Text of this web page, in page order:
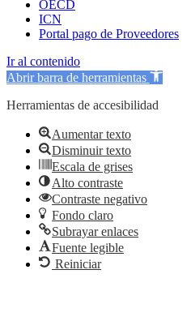
OECD
ICN
Portal pago de Proveedores
Ir al contenido
Abrir barra de herramientas
Herramientas de accesibilidad
Aumentar texto
Disminuir texto
Escala de grises
Alto contraste
Contraste negativo
Fondo claro
Subrayar enlaces
Fuente legible
Reiniciar